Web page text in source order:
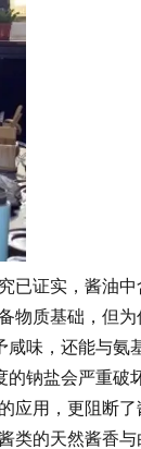
证实，酱油中
物质基础，但
味，还能与氨
钠盐会严重破
应用，更阻断
的天然酱香与